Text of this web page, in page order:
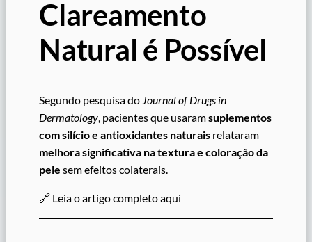
Clareamento
Natural é Possível
Segundo pesquisa do Journal of Drugs in
Dermatology , pacientes que usaramsuplementos
com silício e antioxidantes naturais relataram
melhora significativa na textura e coloração da
pele sem efeitos colaterais.
🔗 Leia o artigo completo aqui